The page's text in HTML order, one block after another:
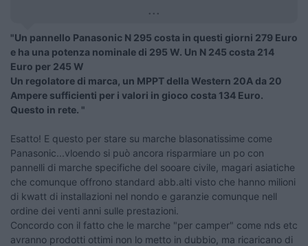
...
"Un pannello Panasonic N 295 costa in questi giorni 279 Euro
e ha una potenza nominale di 295 W. Un N 245 costa 214
Euro per 245 W
Un regolatore di marca, un MPPT della Western 20A da 20
Ampere sufficienti per i valori in gioco costa 134 Euro.
Questo in rete. "
Esatto! E questo per stare su marche blasonatissime come
Panasonic...vloendo si può ancora risparmiare un po con
pannelli di marche specifiche del sooare civile, magari asiatiche
che comunque offrono standard abb.alti visto che hanno milioni
di kwatt di installazioni nel nondo e garanzie comunque nell
ordine dei venti anni sulle prestazioni.
Concordo con il fatto che le marche "per camper" come nds etc
avranno prodotti ottimi non lo metto in dubbio, ma ricaricano di